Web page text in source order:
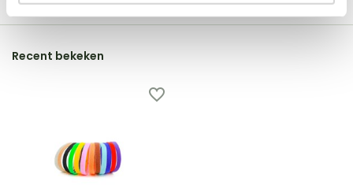
Recent bekeken